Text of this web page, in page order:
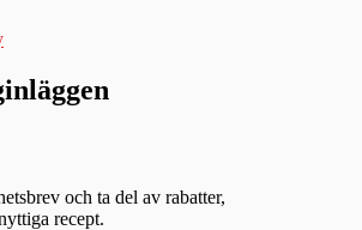
och ta del av rabatter,
recept.